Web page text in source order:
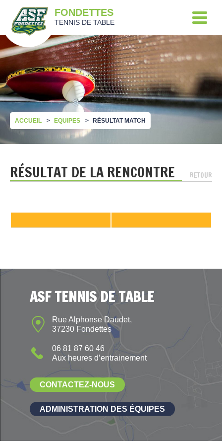
FONDETTES
TENNIS DE TABLE
ACCUEIL EQUIPES RÉSULTAT MATCH
RÉSULTAT DE LA RENCONTRE RETOUR
ASF TENNIS DE TABLE
Rue Alphonse Daudet,
37230 Fondettes
06 81 87 60 46
Aux heures d’entrainement
CONTACTEZ-NOUS
ADMINISTRATION DES ÉQUIPES